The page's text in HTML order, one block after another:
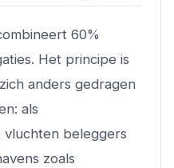
60%
Het principe is
anders gedragen
als
vluchten beleggers
zoals